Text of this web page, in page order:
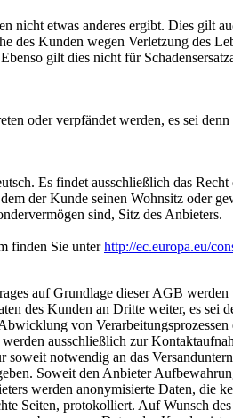
nicht etwas anderes ergibt. Dies gilt
des Kunden wegen Verletzung des
gilt dies nicht für
oder verpfändet werden, es sei
Es findet ausschließlich das
der Kunde seinen Wohnsitz oder
sind, Sitz des Anbieters.
finden Sie unterhttp://ec.europa.eu/
auf Grundlage dieser AGB
des Kunden an Dritte weiter, es sei
von Verarbeitungsprozessen
ausschließlich zur
notwendig an das
Soweit den Anbieter
werden anonymisierte Daten, die
Seiten, protokolliert. Auf Wunsch